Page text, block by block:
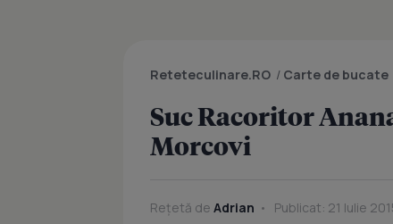
Reteteculinare.RO / Carte de bucate
Suc Racoritor
Morcovi
Rețetă de Adrian Publicat: 21 Iulie